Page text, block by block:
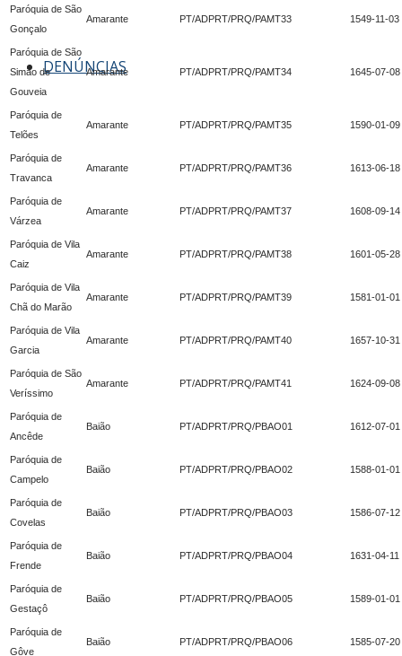
DENÚNCIAS
Paróquia de São
Gonçalo
Amarante PT/ADPRT/PRQ/PAMT33 1549-11-03
Paróquia de São
Simão de
Gouveia
Amarante PT/ADPRT/PRQ/PAMT34 1645-07-08
Paróquia de
Telões
Amarante PT/ADPRT/PRQ/PAMT35 1590-01-09
Paróquia de
Travanca
Amarante PT/ADPRT/PRQ/PAMT36 1613-06-18
Paróquia de
Várzea
Amarante PT/ADPRT/PRQ/PAMT37 1608-09-14
Paróquia de Vila
Caiz
Amarante PT/ADPRT/PRQ/PAMT38 1601-05-28
Paróquia de Vila
Chã do Marão
Amarante PT/ADPRT/PRQ/PAMT39 1581-01-01
Paróquia de Vila
Garcia
Amarante PT/ADPRT/PRQ/PAMT40 1657-10-31
Paróquia de São
Veríssimo
Amarante PT/ADPRT/PRQ/PAMT41 1624-09-08
Paróquia de
Ancêde
Baião PT/ADPRT/PRQ/PBAO01 1612-07-01
Paróquia de
Campelo
Baião PT/ADPRT/PRQ/PBAO02 1588-01-01
Paróquia de
Covelas
Baião PT/ADPRT/PRQ/PBAO03 1586-07-12
Paróquia de
Frende
Baião PT/ADPRT/PRQ/PBAO04 1631-04-11
Paróquia de
Gestaçô
Baião PT/ADPRT/PRQ/PBAO05 1589-01-01
Paróquia de
Gôve
Baião PT/ADPRT/PRQ/PBAO06 1585-07-20